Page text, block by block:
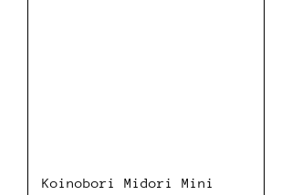
Koinobori Midori Mini